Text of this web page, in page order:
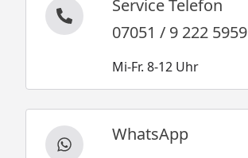
Service Telefon
07051 / 9 222 5959
Mi-Fr. 8-12 Uhr
WhatsApp